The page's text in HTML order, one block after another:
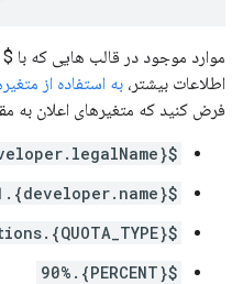
موارد موجود در قالب هایی که با
اطلاعات بیشتر، به استفاده از
فرض کنید که متغیرهای اعلان به
${developer.legalName}.XYZ company
${developer.name}.DEV1
${QUOTA_TYPE}.Transactions
${PERCENT}.90%